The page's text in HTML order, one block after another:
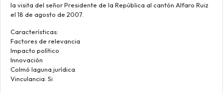
la visita del señor Presidente de la República al cantón Alfaro Ruiz
el 18 de agosto de 2007.
Características:
Factores de relevancia
Impacto político
Innovación
Colmó laguna jurídica
Vinculancia: Si